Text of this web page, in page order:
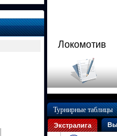
Локомотив
Турнирные таблицы
Экстралига